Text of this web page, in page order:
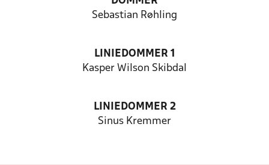
Sebastian Røhling
LINIEDOMMER 1
Kasper Wilson Skibdal
LINIEDOMMER 2
Sinus Kremmer